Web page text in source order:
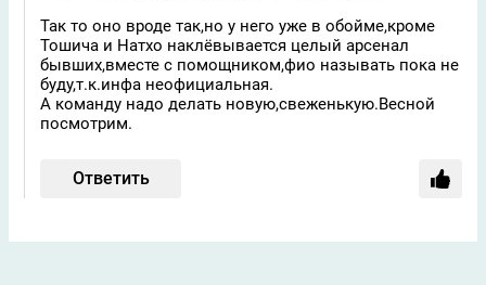
Так то оно вроде так,но у него уже в обойме,кроме
Тошича и Натхо наклёвывается целый арсенал
бывших,вместе с помощником,фио называть пока не
буду,т.к.инфа неофициальная.
А команду надо делать новую,свеженькую.Весной
посмотрим.
Ответить